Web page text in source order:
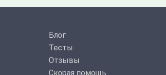
Блог
Тесты
Отзывы
Скорая помощь